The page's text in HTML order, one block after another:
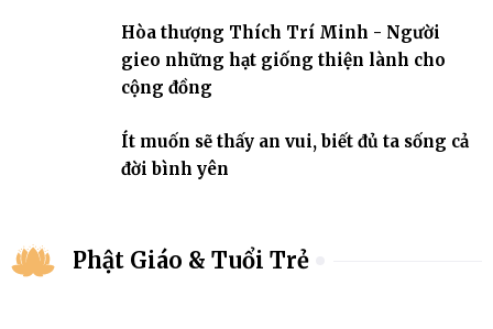
Hòa thượng Thích Trí Minh - Người
gieo những hạt giống thiện lành cho
cộng đồng
Ít muốn sẽ thấy an vui, biết đủ ta sống cả
đời bình yên
Phật Giáo & Tuổi Trẻ